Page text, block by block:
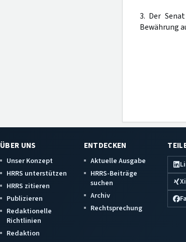
3. Der
Bewährung
ÜBER UNS
Unser Konzept
HRRS unterstützen
HRRS zitieren
Publizieren
Redaktionelle
Richtlinien
Redaktion
ENTDECKEN
Aktuelle Ausgabe
HRRS-Beiträge
suchen
Archiv
Rechtsprechung